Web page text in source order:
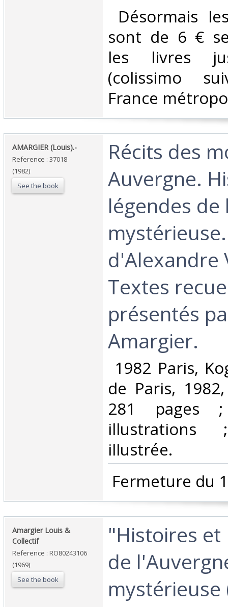
Désormais
sont de 6 €
les livres
(colissimo
France
‎AMARGIER (Louis).-‎
Reference : 37018
(1982)
See the book
‎Récits des
Auvergne.
légendes
d'Alexandre
Textes
présentés
Amargier.‎
1982 Paris,
de Paris,
281 pages ;
illustrations
illustrée. ‎
Fermeture du
‎Amargier Louis &
Collectif‎
Reference : RO80243106
(1969)
See the book
‎"Histoires et
de
mystérieuse